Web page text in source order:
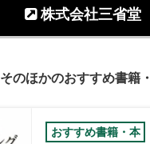
株式会社三省堂
そのほかのおすすめ書籍
おすすめ書籍・本